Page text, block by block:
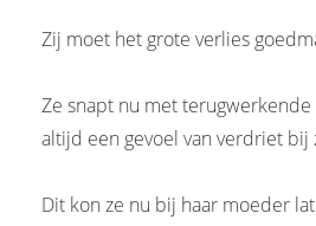
Zij moet het grote verlies
Ze snapt nu met terugwerkende
altijd een gevoel van verdriet bij
Dit kon ze nu bij haar moeder